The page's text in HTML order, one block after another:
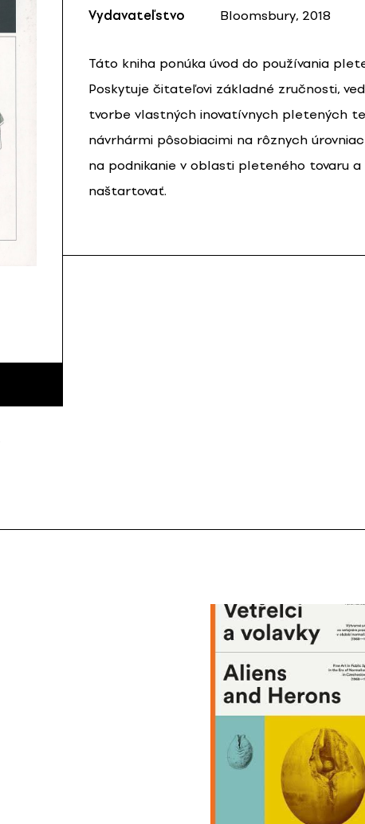
Vydavateľstvo Bloomsbury, 2018
Táto kniha ponúka úvod do používania
Poskytuje čitateľovi základné zručnosti,
tvorbe vlastných inovatívnych pletených
návrhármi pôsobiacimi na rôznych
na podnikanie v oblasti pleteného tovaru
naštartovať.